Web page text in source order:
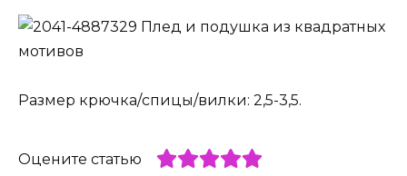
Плед и подушка из квадратных
мотивов
Размер крючка/спицы/вилки: 2,5-3,5.
Оцените статью